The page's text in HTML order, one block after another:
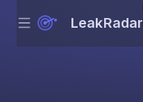
Menu LeakRadar